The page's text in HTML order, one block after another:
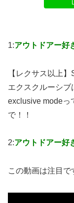
1:アウトドアー好
【レクサス以上
エクスクルーシブ
exclusive modeっ
で！！
2:アウトドアー好
この動画は注目で